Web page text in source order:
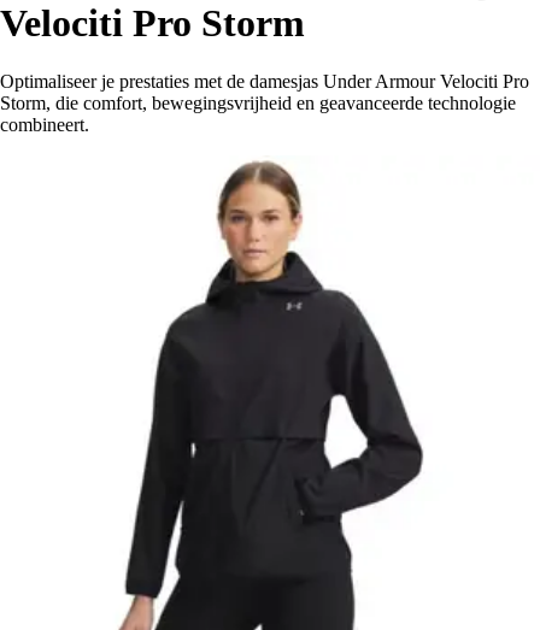
Velociti Pro Storm
Optimaliseer je prestaties met de damesjas Under Armour Velociti Pro
Storm, die comfort, bewegingsvrijheid en geavanceerde technologie
combineert.